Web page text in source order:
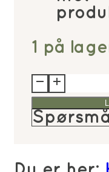
1 på
Beauty
of
Joseon
Water